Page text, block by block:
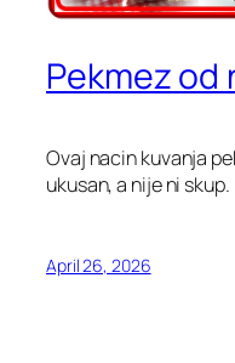
Pekmez
Ovaj nacin kuvanja
ukusan, a nije ni
April 26, 2026